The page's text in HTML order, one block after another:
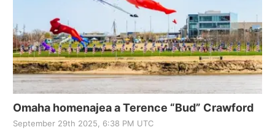
Omaha homenajea a Terence “Bud” Crawford
September 29th 2025, 6:38 PM UTC